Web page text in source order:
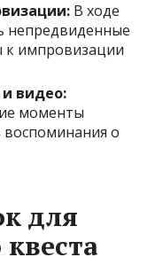
В ходе
непредвиденные
к импровизации
видео:
моменты
воспоминания о
для